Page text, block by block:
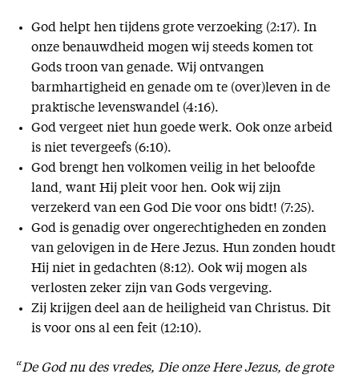
God helpt hen tijdens grote verzoeking (2:17). In
onze benauwdheid mogen wij steeds komen tot
Gods troon van genade. Wij ontvangen
barmhartigheid en genade om te (over)leven in de
praktische levenswandel (4:16).
God vergeet niet hun goede werk. Ook onze arbeid
is niet tevergeefs (6:10).
God brengt hen volkomen veilig in het beloofde
land, want Hij pleit voor hen. Ook wij zijn
verzekerd van een God Die voor ons bidt! (7:25).
God is genadig over ongerechtigheden en zonden
van gelovigen in de Here Jezus. Hun zonden houdt
Hij niet in gedachten (8:12). Ook wij mogen als
verlosten zeker zijn van Gods vergeving.
Zij krijgen deel aan de heiligheid van Christus. Dit
is voor ons al een feit (12:10).
“De God nu des vredes, Die onze Here Jezus, de grote